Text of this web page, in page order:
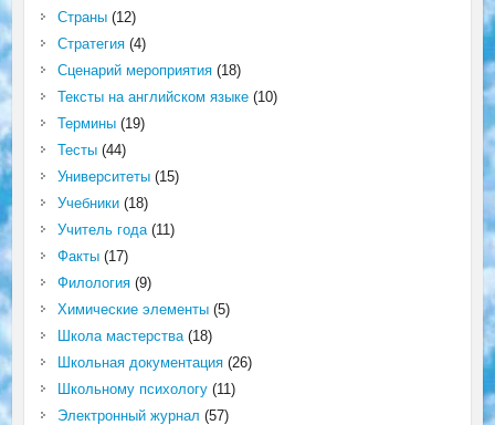
Страны(12)
Стратегия(4)
Сценарий мероприятия(18)
Тексты на английском языке(10)
Термины(19)
Тесты(44)
Университеты(15)
Учебники(18)
Учитель года(11)
Факты(17)
Филология(9)
Химические элементы(5)
Школа мастерства(18)
Школьная документация(26)
Школьному психологу(11)
Электронный журнал (57)